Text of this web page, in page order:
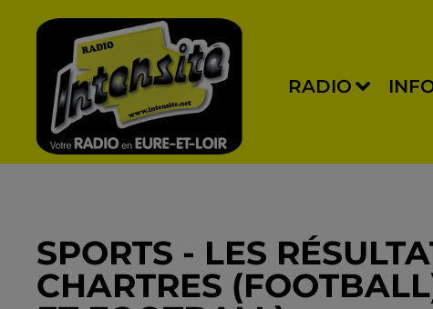
RADIO
SPORTS - LES
CHARTRES